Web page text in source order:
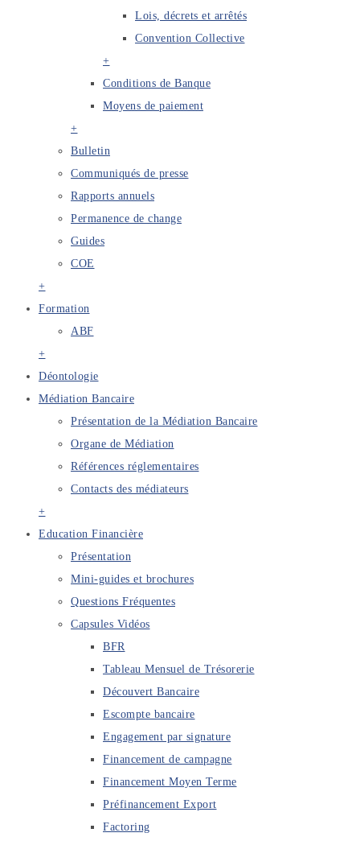
Lois, décrets et arrêtés
Convention Collective
+
Conditions de Banque
Moyens de paiement
+
Bulletin
Communiqués de presse
Rapports annuels
Permanence de change
Guides
COE
+
Formation
ABF
+
Déontologie
Médiation Bancaire
Présentation de la Médiation Bancaire
Organe de Médiation
Références réglementaires
Contacts des médiateurs
+
Education Financière
Présentation
Mini-guides et brochures
Questions Fréquentes
Capsules Vidéos
BFR
Tableau Mensuel de Trésorerie
Découvert Bancaire
Escompte bancaire
Engagement par signature
Financement de campagne
Financement Moyen Terme
Préfinancement Export
Factoring